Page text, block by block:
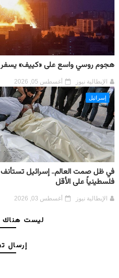
هجوم روسي واسع على «كييف» يسفر عن 17 قتيلًا و44
الإيطالية نيوز أغسطس 05, 2026
إسرائيل
فلسطينياً على الأقل
الإيطالية نيوز أغسطس 03, 2026
ليست هناك
إرسال